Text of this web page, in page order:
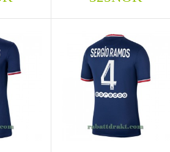
Sergio
2021-22
Draktsett
325NOK
Paris Saint-Germain Sergio
Ramos 4 Borte 2021-22 -
Barn Langermet Draktsett
802NOK 325NOK